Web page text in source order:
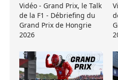
Vidéo - Grand Prix, le Talk
de la F1 - Débriefing du
Grand Prix de Hongrie
2026